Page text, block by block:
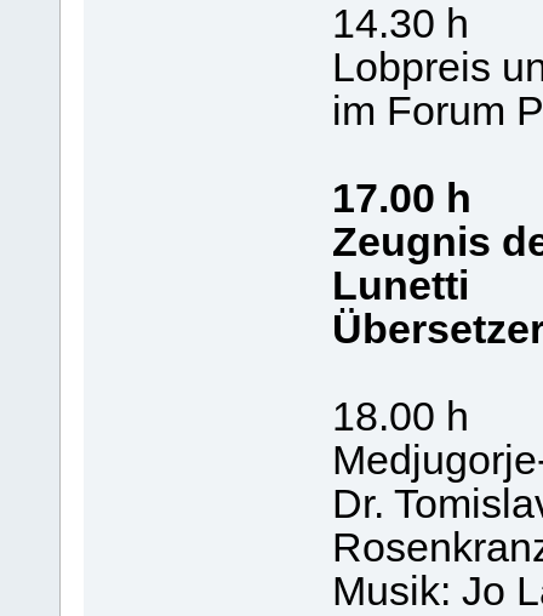
14.30 h
Lobpreis
im Forum
17.00 h
Zeugnis
Lunetti
18.00 h
Dr.
Musik: Jo